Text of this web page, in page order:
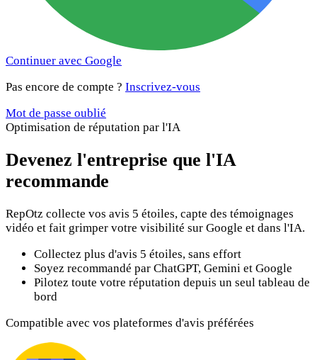
Continuer avec Google
Pas encore de compte ? Inscrivez-vous
Mot de passe oublié
Optimisation de réputation par l'IA
Devenez l'entreprise que l'IA
recommande
RepOtz collecte vos avis 5 étoiles, capte des témoignages
vidéo et fait grimper votre visibilité sur Google et dans l'IA.
Collectez plus d'avis 5 étoiles, sans effort
Soyez recommandé par ChatGPT, Gemini et Google
Pilotez toute votre réputation depuis un seul tableau de
bord
Compatible avec vos plateformes d'avis préférées